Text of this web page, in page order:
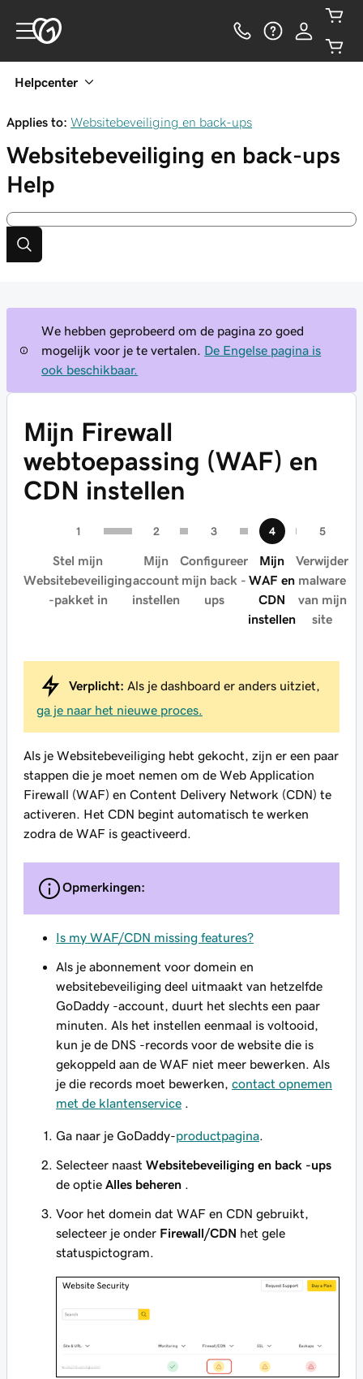
Helpcenter
Applies to: Websitebeveiliging en back-ups
Websitebeveiliging en back-ups
Help
We hebben geprobeerd om de pagina zo goed
mogelijk voor je te vertalen.
De Engelse pagina is
ook beschikbaar.
Mijn Firewall
webtoepassing (WAF) en
CDN instellen
Stel mijn
Websitebeveiliging
-pakket in
Mijn
account
instellen
Configureer
mijn back -
ups
Mijn
WAF en
CDN
instellen
Verwijder
malware
van mijn
site
Verplicht: Als je dashboard er anders uitziet,
ga je naar het nieuwe proces.
Als je Websitebeveiliging hebt gekocht, zijn er een paar
stappen die je moet nemen om de Web Application
Firewall (WAF) en Content Delivery Network (CDN) te
activeren. Het CDN begint automatisch te werken
zodra de WAF is geactiveerd.
Opmerkingen:
Is my WAF/CDN missing features?
Als je abonnement voor domein en
websitebeveiliging deel uitmaakt van hetzelfde
GoDaddy -account, duurt het slechts een paar
minuten. Als het instellen eenmaal is voltooid,
kun je de DNS -records voor de website die is
gekoppeld aan de WAF niet meer bewerken. Als
je die records moet bewerken, contact opnemen
met de klantenservice
Ga naar je GoDaddy-productpagina
Selecteer naast Websitebeveiliging en back -ups
de optie Alles beheren
Voor het domein dat WAF en CDN gebruikt,
selecteer je onder Firewall/CDN het gele
statuspictogram.